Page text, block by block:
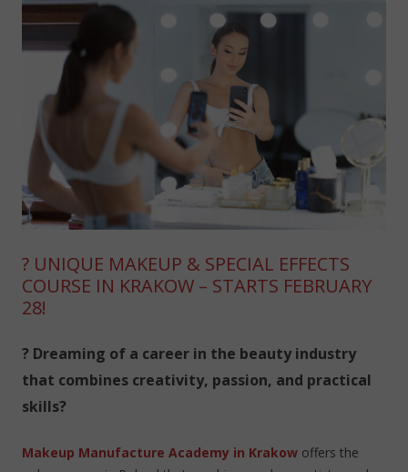
? UNIQUE MAKEUP & SPECIAL EFFECTS
COURSE IN KRAKOW – STARTS FEBRUARY
28!
? Dreaming of a career in the beauty industry
that combines creativity, passion, and practical
skills?
Makeup Manufacture Academy in Krakow offers the